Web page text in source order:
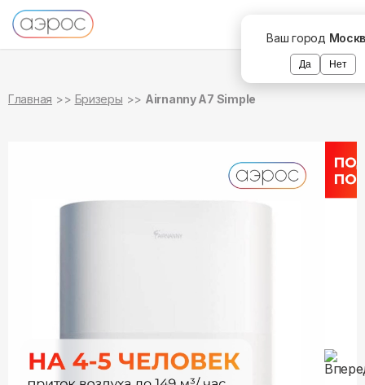
Ваш город
Да Нет
Главная Бризеры Airnanny A7 Simple
в наличии
в наличии